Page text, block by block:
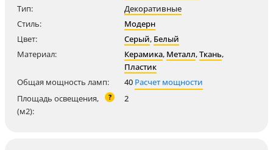
Тип:
Декоративные
Стиль:
Модерн
Цвет:
Серый, Белый
Материал:
Керамика, Металл,Ткань,
Пластик
Общая мощность ламп:
40 Расчет мощности
Площадь освещения,
(м2):
? 2